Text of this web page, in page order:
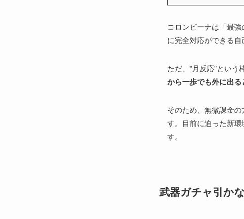
コロンビーナは「最
に完全対応ができる自
ただ、”月反応”という
から一歩でも外に出る
そのため、無微課金
す。目前に迫った新
す。
武器ガチャ引か